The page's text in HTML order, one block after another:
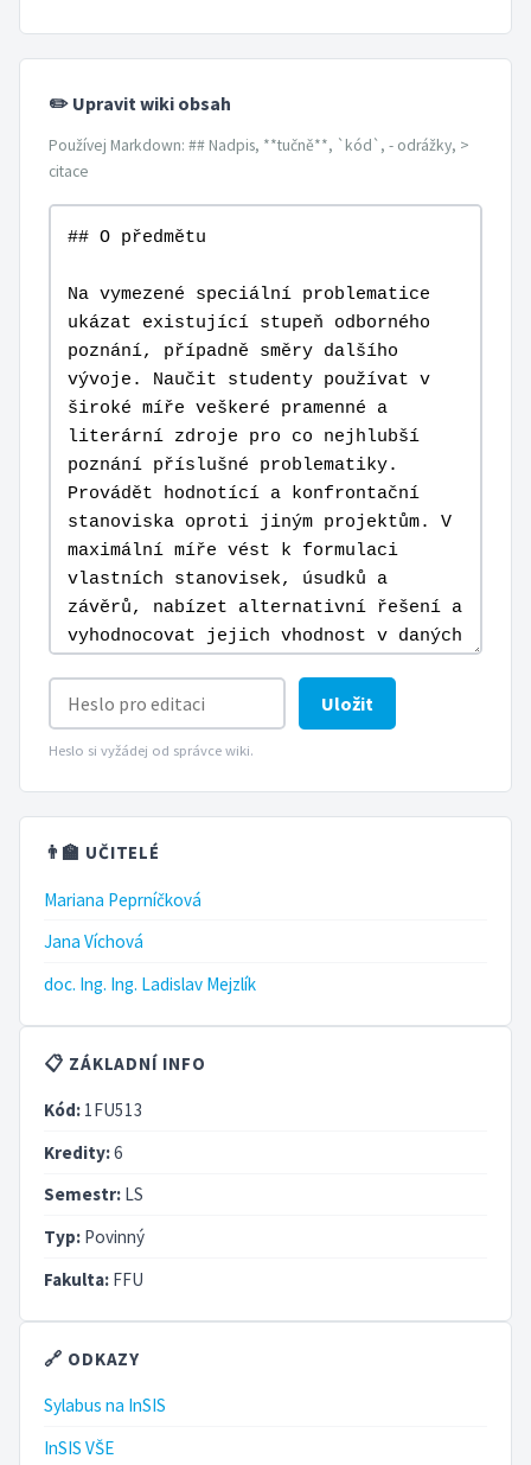
✏️ Upravit wiki obsah
Používej Markdown: ## Nadpis, **tučně**, `kód`, - odrážky, >
citace
Uložit
Heslo si vyžádej od správce wiki.
👨‍🏫 UČITELÉ
Mariana Peprníčková
Jana Víchová
doc. Ing. Ing. Ladislav Mejzlík
📋 ZÁKLADNÍ INFO
Kód: 1FU513
Kredity:6
Semestr: LS
Typ: Povinný
Fakulta: FFU
🔗 ODKAZY
Sylabus na InSIS
InSIS VŠE